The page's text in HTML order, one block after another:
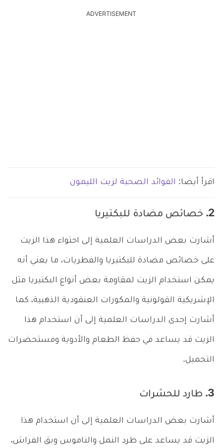
ADVERTISEMENT
اقرأ أيضا: الفوائد الصحية لزيت الليمون
2. خصائص مضادة للبكتيريا
أشارت بعض الدراسات العلمية إلى احتواء هذا الزيت
على خصائص مضادة للبكتيريا والفطريات، ما يعني أنه
يمكن استخدام الزيت لمقاومة بعض أنواع البكتيريا مثل
الإشريكية القولونية والمكورات العنقودية الذهبية، كما
أشارت إحدى الدراسات العلمية إلى أن استخدام هذا
الزيت قد يساعد في حفظ الطعام والأدوية ومستحضرات
التجميل.
3. طارد للحشرات
أشارت بعض الدراسات العلمية إلى أن استخدام هذا
الزيت قد يساعد على طرد النمل والناموس وبق الفراش،